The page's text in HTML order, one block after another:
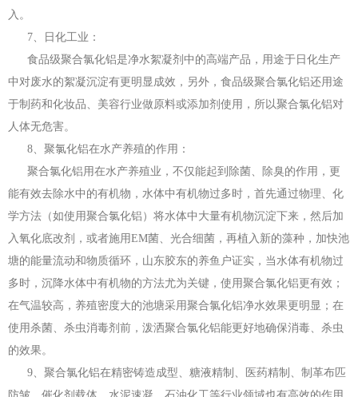
入。
7、日化工业：
食品级聚合氯化铝是净水絮凝剂中的高端产品，用途于日化生产
中对废水的絮凝沉淀有更明显成效，另外，食品级聚合氯化铝还用途
于制药和化妆品、美容行业做原料或添加剂使用，所以聚合氯化铝对
人体无危害。
8、聚氯化铝在水产养殖的作用：
聚合氯化铝用在水产养殖业，不仅能起到除菌、除臭的作用，更
能有效去除水中的有机物，水体中有机物过多时，首先通过物理、化
学方法（如使用聚合氯化铝）将水体中大量有机物沉淀下来，然后加
入氧化底改剂，或者施用EM菌、光合细菌，再植入新的藻种，加快池
塘的能量流动和物质循环，山东胶东的养鱼户证实，当水体有机物过
多时，沉降水体中有机物的方法尤为关键，使用聚合氯化铝更有效；
在气温较高，养殖密度大的池塘采用聚合氯化铝净水效果更明显；在
使用杀菌、杀虫消毒剂前，泼洒聚合氯化铝能更好地确保消毒、杀虫
的效果。
9、聚合氯化铝在精密铸造成型、糖液精制、医药精制、制革布匹